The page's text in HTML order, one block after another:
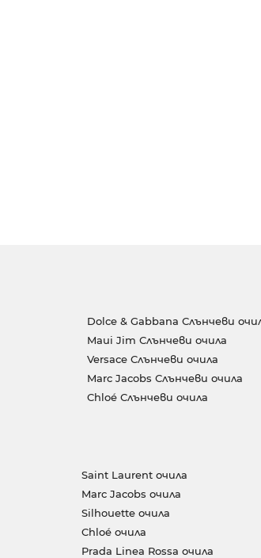
Dolce & Gabbana Слънчеви
Maui Jim Слънчеви очила
Versace Слънчеви очила
Marc Jacobs Слънчеви очила
Chloé Слънчеви очила
Saint Laurent очила
Marc Jacobs очила
Silhouette очила
Chloé очила
Prada Linea Rossa очила